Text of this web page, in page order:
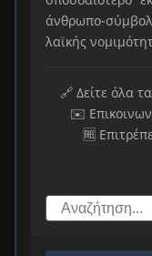
άνθρωπο-
λαϊκής
🔗 Δείτε όλα
✉️
🆓